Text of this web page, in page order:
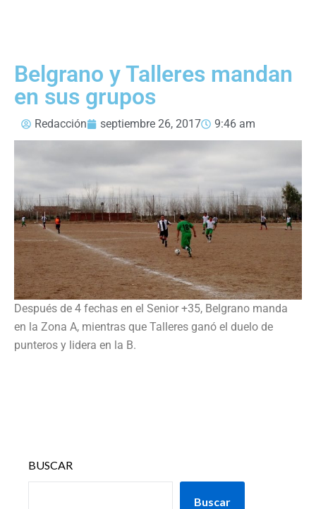
Belgrano y Talleres mandan
en sus grupos
Redacción septiembre 26, 2017 9:46 am
Después de 4 fechas en el Senior +35, Belgrano manda
en la Zona A, mientras que Talleres ganó el duelo de
punteros y lidera en la B.
BUSCAR
Buscar